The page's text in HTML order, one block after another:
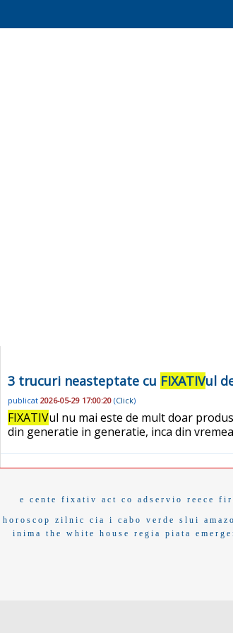
3 trucuri neasteptate cu FIXATIVul
publicat 2026-05-29 17:00:20 (Click)
FIXATIVul nu mai este de mult doar
din generatie in generatie, inca din
e cente fixativ act co adservio reece
horoscop zilnic cia i cabo verde slui
inima
the white house regia piata